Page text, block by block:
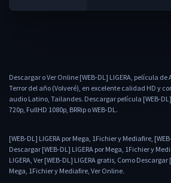
Descargar o Ver Online [WEB-DL] LIGERA, película
Terror del año (Volveré), en excelente calidad HD y
audio Latino, Tailandes. Descargar película [WEB-
720p, FullHD 1080p, BRRip o WEB-DL.
[WEB-DL] LIGERA por Mega, 1Fichier y Mediafire,
Descargar [WEB-DL] LIGERA por Mega, 1Fichier y
LIGERA, Ver [WEB-DL] LIGERA gratis, Como
Mega, 1Fichier y Mediafire, Ver Online.